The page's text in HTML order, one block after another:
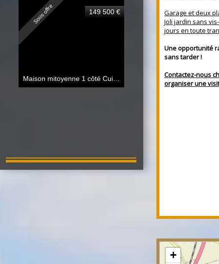
Sous offre 149 500 €
Maison mitoyenne 1 côté Cuincy
Garage et deux
Joli jardin sans
jours en toute
Une opportunité
sans tarder !
Contactez-nous
organiser une
+